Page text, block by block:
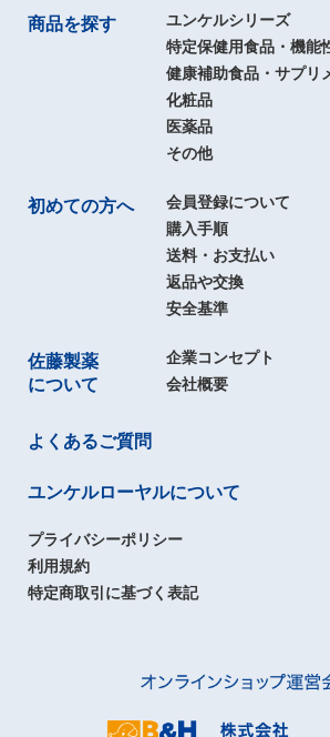
商品を探す
ユンケルシリーズ
特定保健用食品・機能
健康補助食品・サプリ
化粧品
医薬品
その他
初めての方へ
会員登録について
購入手順
送料・お支払い
返品や交換
安全基準
佐藤製薬
について
企業コンセプト
会社概要
よくあるご質問
ユンケルローヤルについて
プライバシーポリシー
利用規約
特定商取引に基づく表記